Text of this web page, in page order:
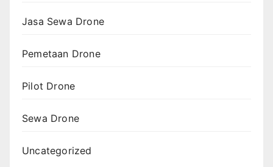
Jasa Sewa Drone
Pemetaan Drone
Pilot Drone
Sewa Drone
Uncategorized